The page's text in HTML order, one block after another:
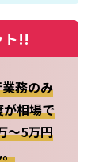
ト!!
務のみ
相場で
～5万円